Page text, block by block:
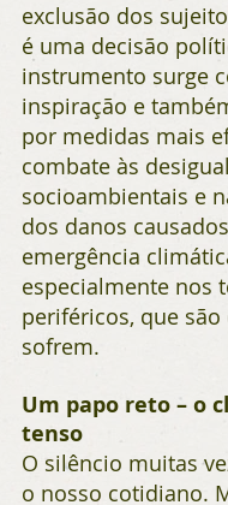
exclusão dos
é uma decisão
instrumento surge
inspiração e
por medidas mais
combate às
socioambientais e
dos danos
emergência
especialmente nos
periféricos, que
sofrem.
Um papo reto – o
tenso
O silêncio muitas
o nosso cotidiano.